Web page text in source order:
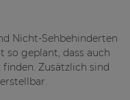
Nicht-Sehbehinderten
so geplant, dass auch
Zusätzlich sind